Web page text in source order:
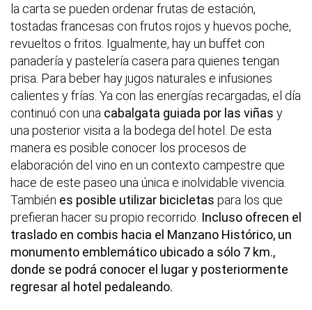
la carta se pueden ordenar frutas de estación,
tostadas francesas con frutos rojos y huevos poche,
revueltos o fritos. Igualmente, hay un buffet con
panadería y pastelería casera para quienes tengan
prisa. Para beber hay jugos naturales e infusiones
calientes y frías. Ya con las energías recargadas, el día
continuó con una cabalgata guiada por las viñas y
una posterior visita a la bodega del hotel. De esta
manera es posible conocer los procesos de
elaboración del vino en un contexto campestre que
hace de este paseo una única e inolvidable vivencia.
También es posible utilizar bicicletas para los que
prefieran hacer su propio recorrido. Incluso ofrecen el
traslado en combis hacia el Manzano Histórico, un
monumento emblemático ubicado a sólo 7 km.,
donde se podrá conocer el lugar y posteriormente
regresar al hotel pedaleando.